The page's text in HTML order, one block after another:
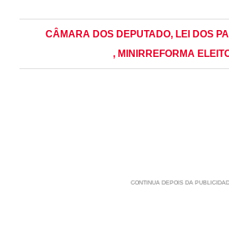
CÂMARA DOS DEPUTADO, LEI DOS
, MINIRREFORMA